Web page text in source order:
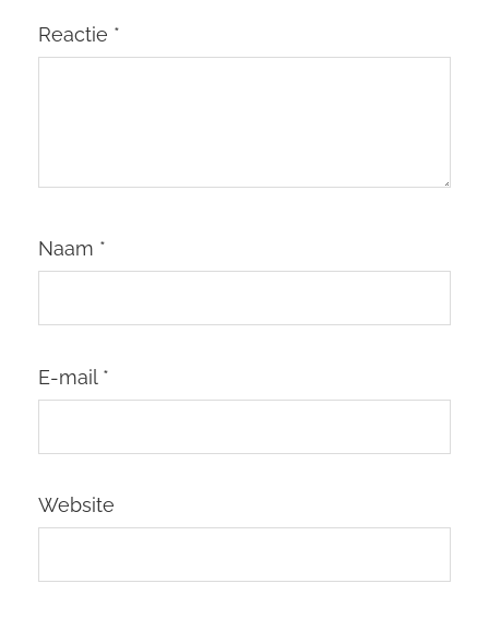
Reactie *
Naam *
E-mail *
Website